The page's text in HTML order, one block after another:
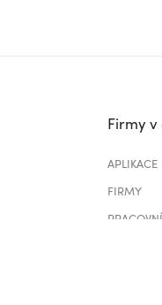
Firmy v
APLIKACE
FIRMY